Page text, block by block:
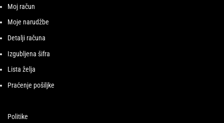
Moj račun
Moje narudžbe
Detalji računa
Izgubljena šifra
Lista želja
Praćenje pošiljke
Politike